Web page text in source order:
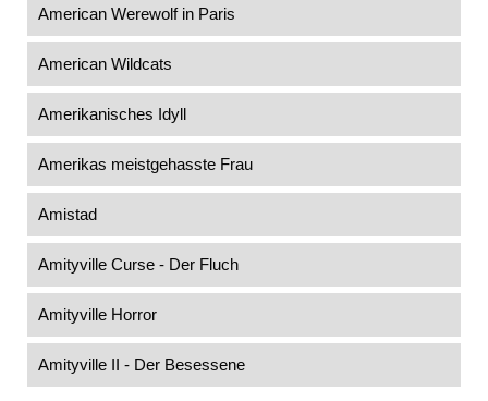
American Werewolf in Paris
American Wildcats
Amerikanisches Idyll
Amerikas meistgehasste Frau
Amistad
Amityville Curse - Der Fluch
Amityville Horror
Amityville II - Der Besessene